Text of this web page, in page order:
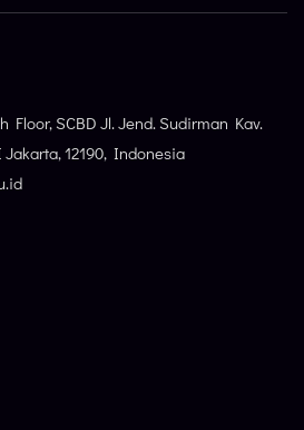
Floor, SCBD Jl. Jend. Sudirman Kav.
12190, Indonesia